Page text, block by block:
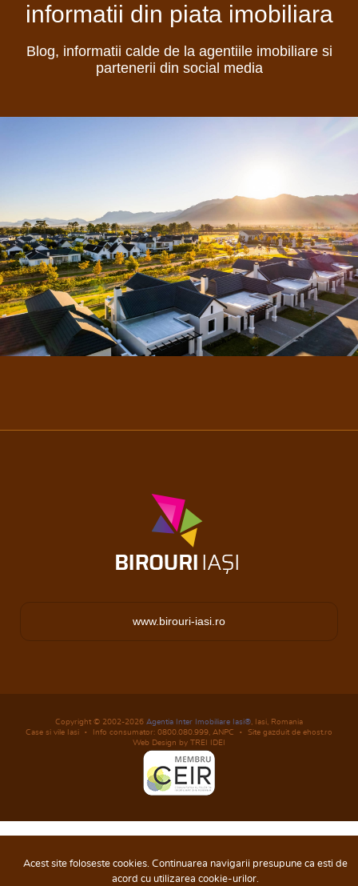
informatii din piata imobiliara
Blog, informatii calde de la agentiile imobiliare si
partenerii din social media
www.birouri-iasi.ro
Copyright © 2002-2026 Agentia Inter Imobiliare Iasi® , Iasi, Romania
Case si vile Iasi
Info consumator: 0800.080.999, ANPC
Site gazduit de ehost.ro
Web Design by TREI IDEI
Acest site foloseste cookies. Continuarea navigarii presupune ca esti de
acord cu utilizarea cookie-urilor.